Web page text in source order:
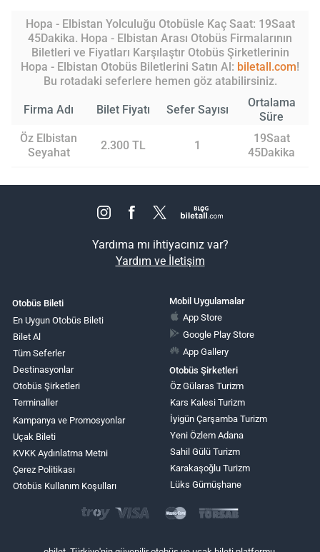
Hopa - Elbistan Yolculuğu Otobüsle Kaç Saat: 19Saat
45Dakika. Hopa - Elbistan Arası Otobüs Firmalarının
Biletleri ve Fiyatları Karşılaştır Otobüs Şirketlerinin
Hopa - Elbistan Otobüs Biletlerini Satın Al: biletall.com!
Bu rotadaki seferlere hemen göz atabilirsiniz.
Firma Adı Bilet Fiyatı Sefer Sayısı
Ortalama
Süre
Öz Elbistan
Seyahat
2.300 TL 1
19Saat
45Dakika
Yardıma mı ihtiyacınız var?
Yardım ve İletişim
Otobüs Bileti
En Uygun Otobüs Bileti
Bilet Al
Tüm Seferler
Destinasyonlar
Otobüs Şirketleri
Terminaller
Kampanya ve Promosyonlar
Uçak Bileti
KVKK Aydınlatma Metni
Çerez Politikası
Otobüs Kullanım Koşulları
Mobil Uygulamalar
App Store
Google Play Store
App Gallery
Otobüs Şirketleri
Öz Gülaras Turizm
Kars Kalesi Turizm
İyigün Çarşamba Turizm
Yeni Özlem Adana
Sahil Gülü Turizm
Karakaşoğlu Turizm
Lüks Gümüşhane